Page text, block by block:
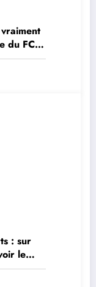
du FC
: sur
le